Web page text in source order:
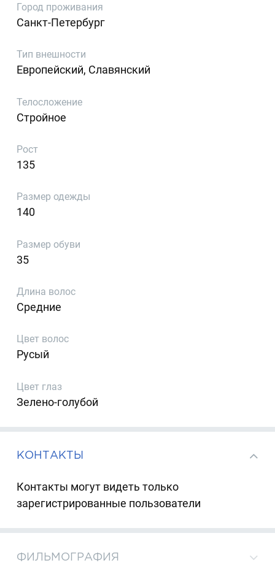
Город проживания
Санкт-Петербург
Тип внешности
Европейский, Славянский
Телосложение
Стройное
Рост
135
Размер одежды
140
Размер обуви
35
Длина волос
Средние
Цвет волос
Русый
Цвет глаз
Зелено-голубой
КОНТАКТЫ
Контакты могут видеть только
зарегистрированные пользователи
ФИЛЬМОГРАФИЯ